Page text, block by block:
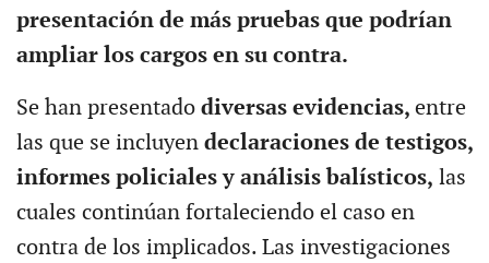
presentación de más pruebas que podrían
ampliar los cargos en su contra.
Se han presentadodiversas evidencias, entre
las que se incluyen declaraciones de testigos,
informes policiales y análisis balísticos, las
cuales continúan fortaleciendo el caso en
contra de los implicados. Las investigaciones